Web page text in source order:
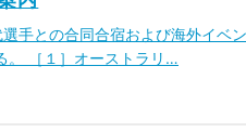
手との合同合宿および海外イベン
。 ［１］オーストラリ…